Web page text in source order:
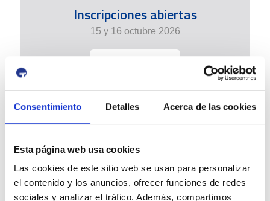
Consentimiento Detalles Acerca de las cookies
Esta página web usa cookies
Las cookies de este sitio web se usan para personalizar
el contenido y los anuncios, ofrecer funciones de redes
sociales y analizar el tráfico. Además, compartimos
Inscripciones abiertas
15 y 16 octubre 2026